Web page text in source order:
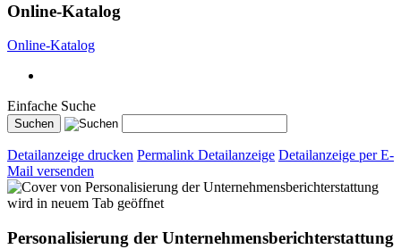
Online-Katalog
Online-Katalog
Einfache Suche
Detailanzeige drucken Permalink Detailanzeige Detailanzeige per E-
Mail versenden
wird in neuem Tab geöffnet
Personalisierung der Unternehmensberichterstattung